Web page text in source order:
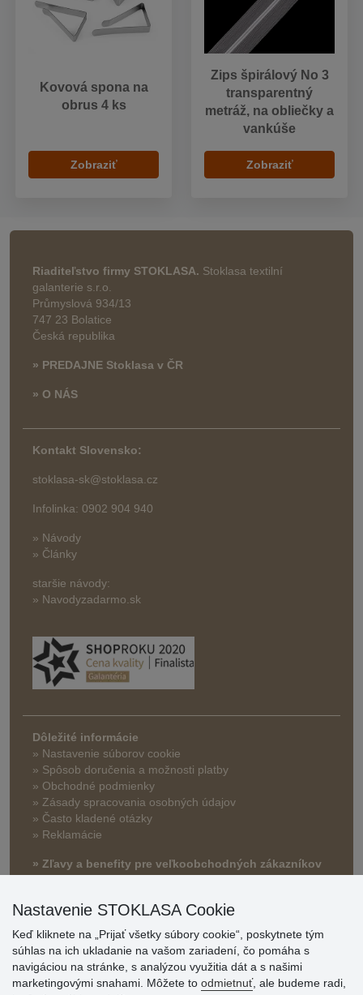
Kovová spona na
obrus 4 ks
Zobraziť
Zips špirálový No 3
transparentný
metráž, na obliečky a
vankúše
Zobraziť
Riaditeľstvo firmy STOKLASA. Stoklasa textilní
galanterie s.r.o.
Průmyslová 934/13
747 23 Bolatice
Česká republika
» PREDAJNE Stoklasa v ČR
» O NÁS
Kontakt Slovensko:
stoklasa-sk@stoklasa.cz
Infolinka: 0902 904 940
» Návody
» Články
staršie návody:
» Navodyzadarmo.sk
Dôležité informácie
» Nastavenie súborov cookie
» Spôsob doručenia a možnosti platby
» Obchodné podmienky
» Zásady spracovania osobných údajov
» Často kladené otázky
» Reklamácie
» Zľavy a benefity pre veľkoobchodných zákazníkov
Nastavenie STOKLASA Cookie
Keď kliknete na „Prijať všetky súbory cookie“, poskytnete tým
súhlas na ich ukladanie na vašom zariadení, čo pomáha s
navigáciou na stránke, s analýzou využitia dát a s našimi
marketingovými snahami. Môžete to odmietnuť, ale budeme radi,